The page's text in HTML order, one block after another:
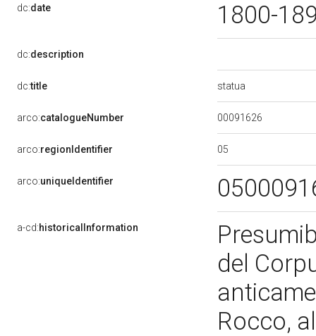
dc:date 1800-
dc:description
dc:title statua
arco:catalogueNumber 00091626
arco:regionIdentifier 05
arco:uniqueIdentifier
a-cd:historicalInformation
del
Rocco,